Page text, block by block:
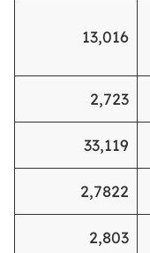
13,016
2,723
33,119
2,7822
2,803